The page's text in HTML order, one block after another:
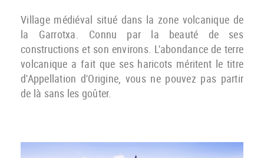
Village médiéval situé dans la zone volcanique de
la Garrotxa. Connu par la beauté de ses
constructions et son environs. L'abondance de terre
volcanique a fait que ses haricots méritent le titre
d'Appellation d'Origine, vous ne pouvez pas partir
de là sans les goûter.